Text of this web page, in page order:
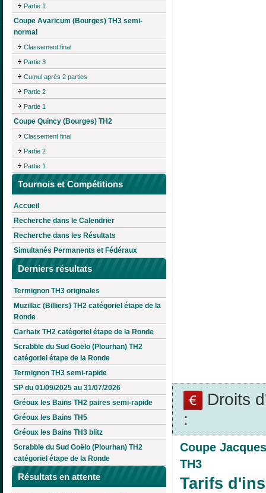
Partie 1
Coupe Avaricum (Bourges) TH3 semi-
normal
Classement final
Partie 3
Cumul après 2 parties
Partie 2
Partie 1
Coupe Quincy (Bourges) TH2
Classement final
Partie 2
Partie 1
Tournois et Compétitions
Accueil
Recherche dans le Calendrier
Recherche dans les Résultats
Simultanés Permanents et Fédéraux
Derniers résultats
Termignon TH3 originales
Muzillac (Billiers) TH2 catégoriel étape de la
Ronde
Carhaix TH2 catégoriel étape de la Ronde
Scrabble du Sud Goëlo (Plourhan) TH2
catégoriel étape de la Ronde
Termignon TH3 semi-rapide
SP du 01/09/2025 au 31/07/2026
Gréoux les Bains TH2 paires semi-rapide
Gréoux les Bains TH5
Gréoux les Bains TH3 blitz
Scrabble du Sud Goëlo (Plourhan) TH2
catégoriel étape de la Ronde
Résultats en attente
Droits
:
Coupe
TH3
Tarifs